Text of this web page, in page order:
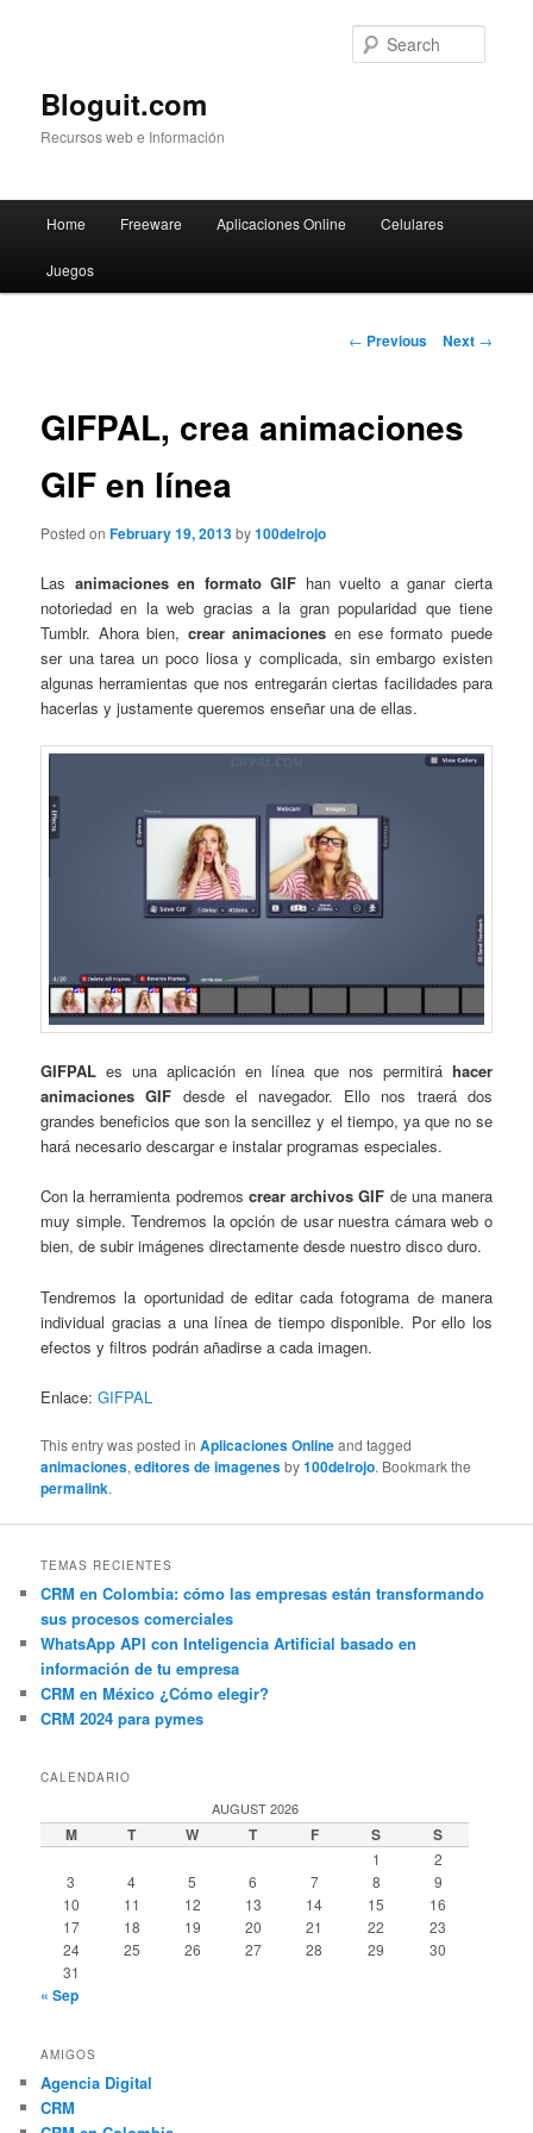
Bloguit.com
Recursos web e Información
Skip
to
Home Freeware Aplicaciones Online Celulares
Juegos
Post
← Previous Next →
GIFPAL, crea animaciones
GIF en línea
Posted onFebruary 19, 2013by100delrojo
Las animaciones en formato GIF han vuelto a ganar cierta
notoriedad en la web gracias a la gran popularidad que tiene
Tumblr. Ahora bien, crear animaciones en ese formato puede
ser una tarea un poco liosa y complicada, sin embargo existen
algunas herramientas que nos entregarán ciertas facilidades para
hacerlas y justamente queremos enseñar una de ellas.
GIFPAL es una aplicación en línea que nos permitirá hacer
animaciones GIF desde el navegador. Ello nos traerá dos
grandes beneficios que son la sencillez y el tiempo, ya que no se
hará necesario descargar e instalar programas especiales.
Con la herramienta podremos crear archivos GIF de una manera
muy simple. Tendremos la opción de usar nuestra cámara web o
bien, de subir imágenes directamente desde nuestro disco duro.
Tendremos la oportunidad de editar cada fotograma de manera
individual gracias a una línea de tiempo disponible. Por ello los
efectos y filtros podrán añadirse a cada imagen.
Enlace:GIFPAL
This entry was posted inAplicaciones Onlineand tagged
animaciones,editores de imagenesby100delrojo. Bookmark the
permalink.
TEMAS RECIENTES
CRM en Colombia: cómo las empresas están transformando
sus procesos comerciales
WhatsApp API con Inteligencia Artificial basado en
información de tu empresa
CRM en México ¿Cómo elegir?
CRM 2024 para pymes
CALENDARIO
AUGUST 2026
M T W T F S S
1
2
3
4 5 6 7 8
9
10
11 12 13 14 15
16
17
18 19 20 21 22
23
24
25 26 27 28 29
30
31
« Sep
AMIGOS
Agencia Digital
CRM